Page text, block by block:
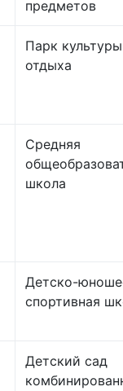
предметов
Парк
отдыха
Средняя
школа
Детско-
спортивная
Детский сад